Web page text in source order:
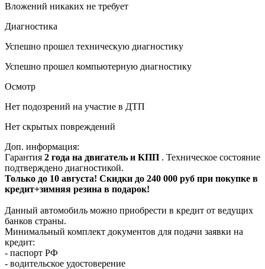
Вложений никаких не требует
Диагностика
Успешно прошел техническую диагностику
Успешно прошел компьютерную диагностику
Осмотр
Нет подозрений на участие в ДТП
Нет скрытых повреждений
Доп. информация:
Гарантия 2 года на двигатель и КПП . Техническое состояние
подтверждено диагностикой.
Только до 10 августа! Скидки до 240 000 руб при покупке в
кредит+зимняя резина в подарок!
Данный автомобиль можно приобрести в кредит от ведущих
банков страны.
Минимальный комплект документов для подачи заявки на
кредит:
- паспорт РФ
- водительское удостоверение